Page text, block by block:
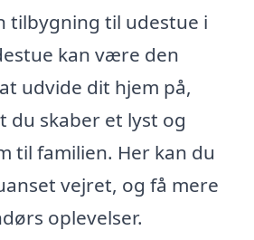
tilbygning til udestue i
kan være den
udvide dit hjem på,
du skaber et lyst og
til familien. Her kan du
vejret, og få mere
oplevelser.